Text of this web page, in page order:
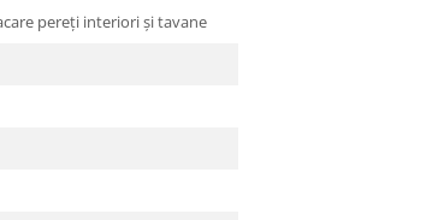
pereți interiori și tavane